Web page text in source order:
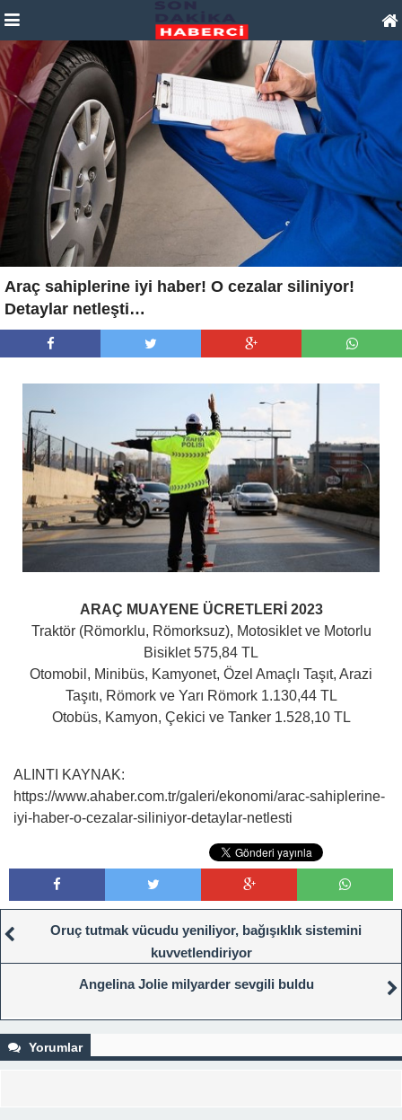
Araç sahiplerine iyi haber! O cezalar siliniyor!
Detaylar netleşti…
ARAÇ MUAYENE ÜCRETLERİ 2023
Traktör (Römorklu, Römorksuz), Motosiklet ve Motorlu
Bisiklet 575,84 TL
Otomobil, Minibüs, Kamyonet, Özel Amaçlı Taşıt, Arazi
Taşıtı, Römork ve Yarı Römork 1.130,44 TL
Otobüs, Kamyon, Çekici ve Tanker 1.528,10 TL
ALINTI KAYNAK:
https://www.ahaber.com.tr/galeri/ekonomi/arac-sahiplerine-
iyi-haber-o-cezalar-siliniyor-detaylar-netlesti
Oruç tutmak vücudu yeniliyor, bağışıklık sistemini
kuvvetlendiriyor
Angelina Jolie milyarder sevgili buldu
Yorumlar